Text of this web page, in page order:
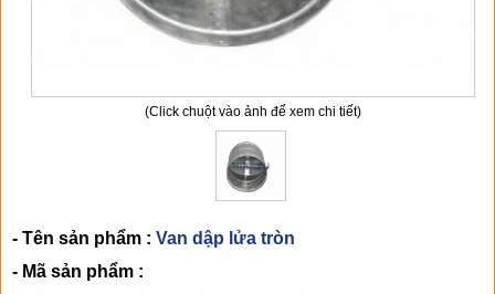
(Click chuột vào ảnh để xem chi tiết)
- Tên sản phẩm : Van dập lửa tròn
- Mã sản phẩm :